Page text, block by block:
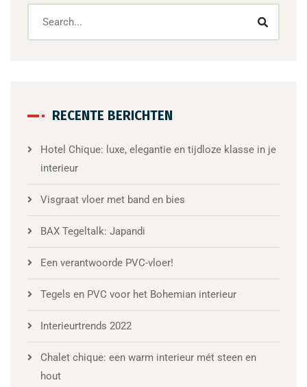
RECENTE BERICHTEN
Hotel Chique: luxe, elegantie en tijdloze klasse in je
interieur
Visgraat vloer met band en bies
BAX Tegeltalk: Japandi
Een verantwoorde PVC-vloer!
Tegels en PVC voor het Bohemian interieur
Interieurtrends 2022
Chalet chique: een warm interieur mét steen en
hout